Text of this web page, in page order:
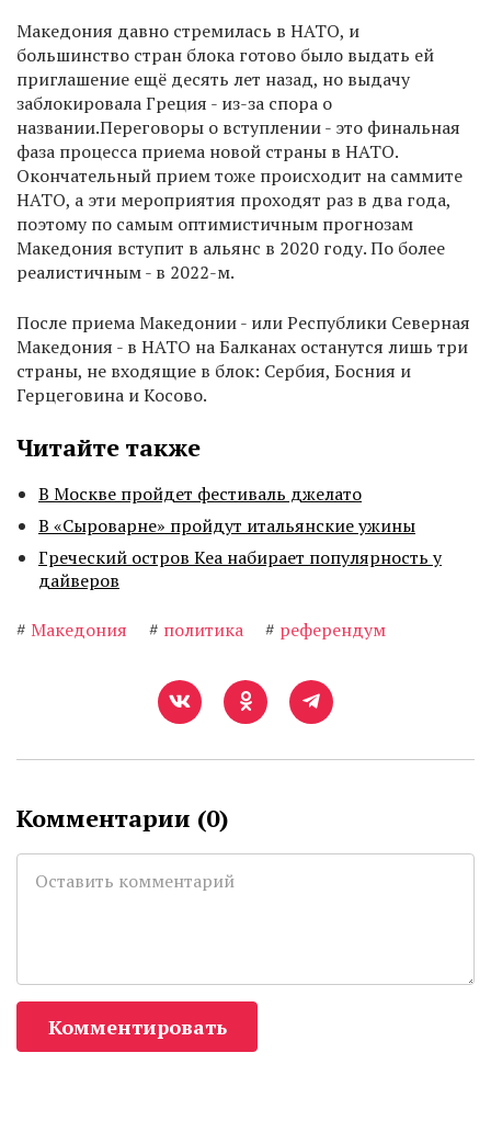
Македония давно стремилась в НАТО, и
большинство стран блока готово было выдать ей
приглашение ещё десять лет назад, но выдачу
заблокировала Греция - из-за спора о
названии.Переговоры о вступлении - это финальная
фаза процесса приема новой страны в НАТО.
Окончательный прием тоже происходит на саммите
НАТО, а эти мероприятия проходят раз в два года,
поэтому по самым оптимистичным прогнозам
Македония вступит в альянс в 2020 году. По более
реалистичным - в 2022-м.
После приема Македонии - или Республики Северная
Македония - в НАТО на Балканах останутся лишь три
страны, не входящие в блок: Сербия, Босния и
Герцеговина и Косово.
Читайте также
В Москве пройдет фестиваль джелато
В «Сыроварне» пройдут итальянские ужины
Греческий остров Кеа набирает популярность у
дайверов
# Македония # политика # референдум
Комментарии (0)
Комментировать